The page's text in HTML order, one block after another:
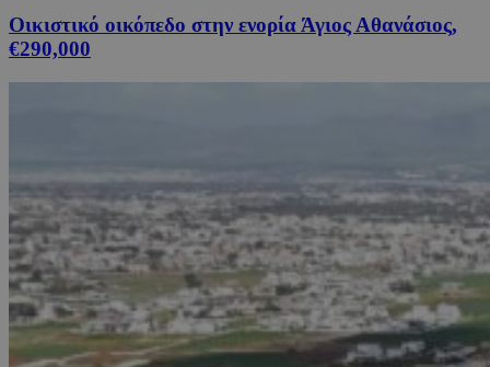
Οικιστικό οικόπεδο στην ενορία Άγιος Αθανάσιος,
€290,000